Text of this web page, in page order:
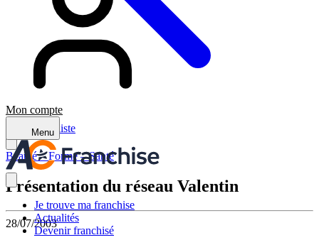
Mon compte
Menu
Je trouve ma franchise
Actualités
Devenir franchisé
Retour à la liste
Beauté – Forme – Santé
Présentation du réseau Valentin
28/07/2003